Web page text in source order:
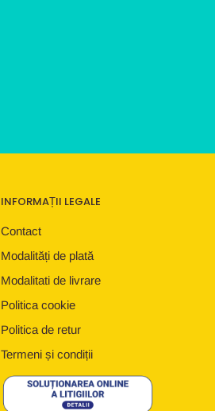
INFORMAȚII LEGALE
Contact
Modalități de plată
Modalitati de livrare
Politica cookie
Politica de retur
Termeni și condiții